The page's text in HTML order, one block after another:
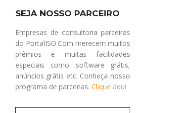
SEJA NOSSO PARCEIRO
Empresas de consultoria parceiras
do PortalISO.Com merecem muitos
prêmios e muitas facilidades
especiais como software grátis,
anúncios grátis etc. Conheça nosso
programa de parcerias. Clique aqui